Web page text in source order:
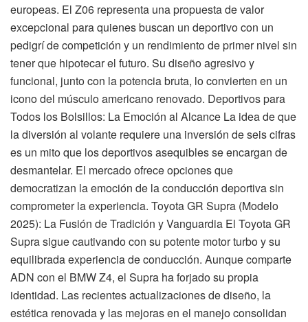
europeas. El Z06 representa una propuesta de valor
excepcional para quienes buscan un deportivo con un
pedigrí de competición y un rendimiento de primer nivel sin
tener que hipotecar el futuro. Su diseño agresivo y
funcional, junto con la potencia bruta, lo convierten en un
icono del músculo americano renovado. Deportivos para
Todos los Bolsillos: La Emoción al Alcance La idea de que
la diversión al volante requiere una inversión de seis cifras
es un mito que los deportivos asequibles se encargan de
desmantelar. El mercado ofrece opciones que
democratizan la emoción de la conducción deportiva sin
comprometer la experiencia. Toyota GR Supra (Modelo
2025): La Fusión de Tradición y Vanguardia El Toyota GR
Supra sigue cautivando con su potente motor turbo y su
equilibrada experiencia de conducción. Aunque comparte
ADN con el BMW Z4, el Supra ha forjado su propia
identidad. Las recientes actualizaciones de diseño, la
estética renovada y las mejoras en el manejo consolidan